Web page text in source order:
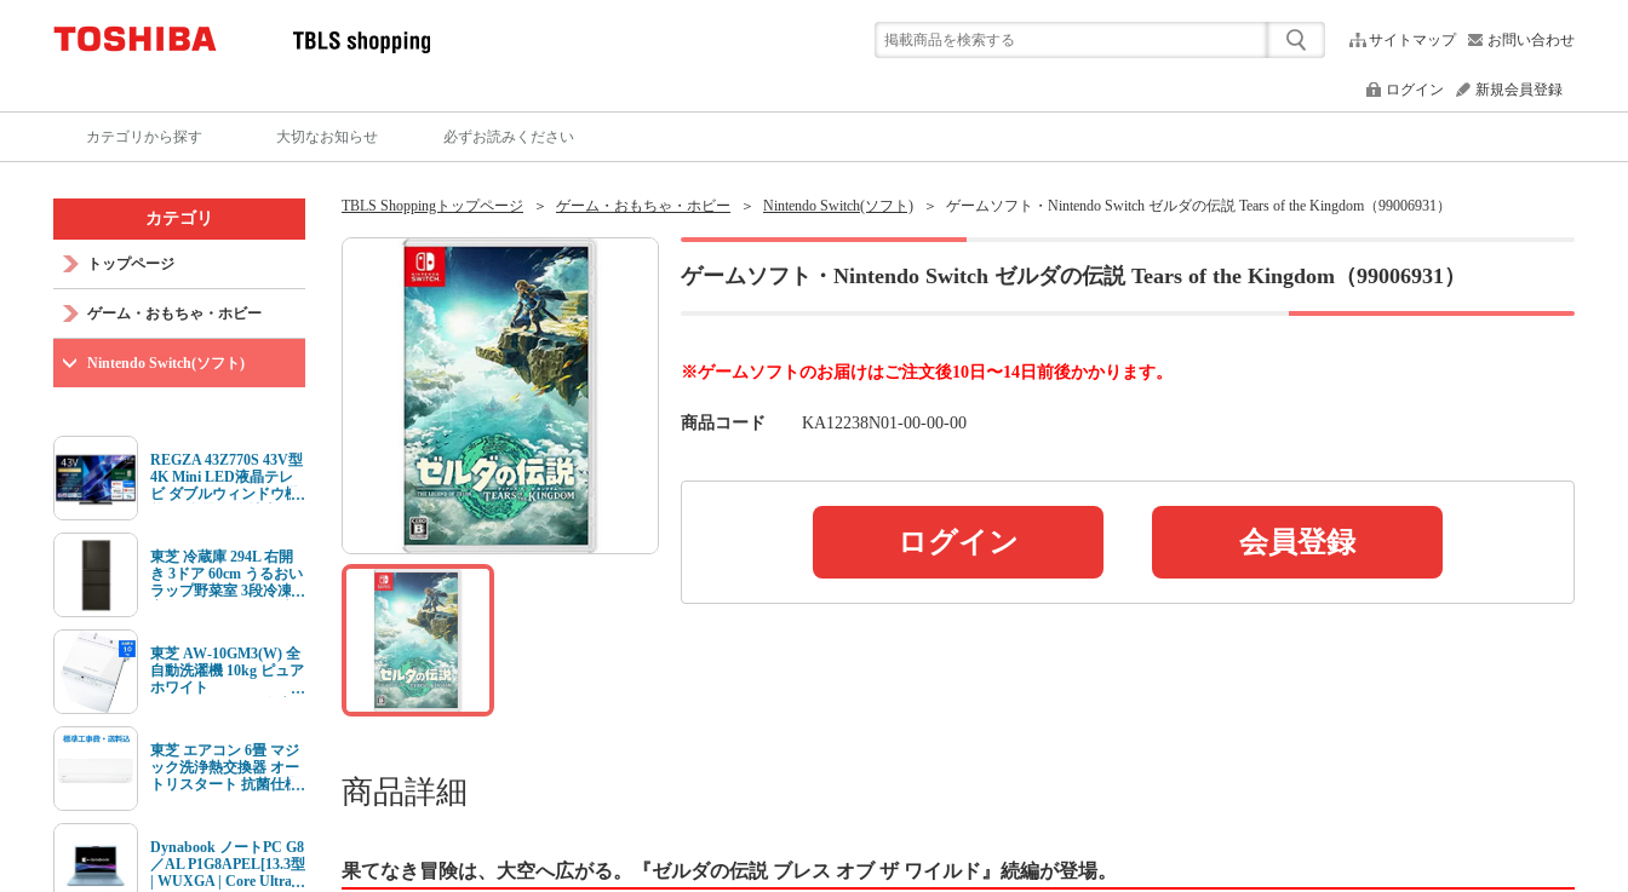
サイトマップ お問い合わせ
ログイン 新規会員登録
カテゴリから探す 大切なお知らせ 必ずお読みください
TBLS Shoppingトップページ ゲーム・おもちゃ・ホビー Nintendo Switch(ソフト) ゲームソフト・Nintendo Switch ゼルダの伝説 Tears of the Kingdom（99006931）
ゲームソフト・Nintendo Switch ゼルダの伝説 Tears of the Kingdom（99006931）
※ゲームソフトのお届けはご注文後10日〜14日前後かかります。
商品コード KA12238N01-00-00-00
ログイン 会員登録
商品詳細
果てなき冒険は、大空へ広がる。『ゼルダの伝説 ブレス オブ ザ ワイルド』続編が登場。
カテゴリ
トップページ
ゲーム・おもちゃ・ホビー
Nintendo Switch(ソフト)
REGZA 43Z770S 43V型
4K Mini LED液晶テレ
ビ ダブルウィンドウ機
ルチューナー内蔵
東芝 冷蔵庫 294L 右開
き 3ドア 60cm うるおい
ラップ野菜室 3段冷凍
東芝 AW-10GM3(W) 全
自動洗濯機 10kg ピュア
ホワイト
東芝 エアコン 6畳 マジ
ック洗浄熱交換器 オー
トリスタート 抗菌仕様
ル 標準工事費込 単相
100V 15Aタイプ
Dynabook ノートPC G8
／AL P1G8APEL[13.3型
| WUXGA | Core Ultra 7